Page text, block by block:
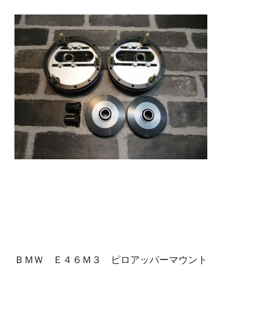
ＢＭＷ Ｅ４６Ｍ３ ピロアッパーマウント